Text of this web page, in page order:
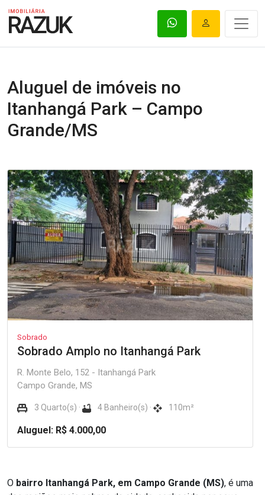
Aluguel de imóveis no
Itanhangá Park – Campo
Grande/MS
Sobrado
Sobrado Amplo no Itanhangá Park
R. Monte Belo, 152 - Itanhangá Park
Campo Grande, MS
3 Quarto(s) · 4 Banheiro(s) · 110m²
Aluguel: R$ 4.000,00
O bairro Itanhangá Park, em Campo Grande (MS), é uma